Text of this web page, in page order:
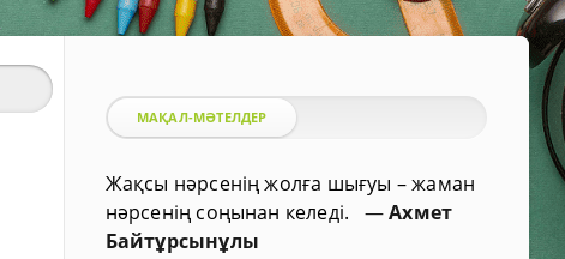
МАҚАЛ-МӘТЕЛДЕР
Жақсы нәрсенің жолға шығуы – жаман
нәрсенің соңынан келеді. —Ахмет
Байтұрсынұлы